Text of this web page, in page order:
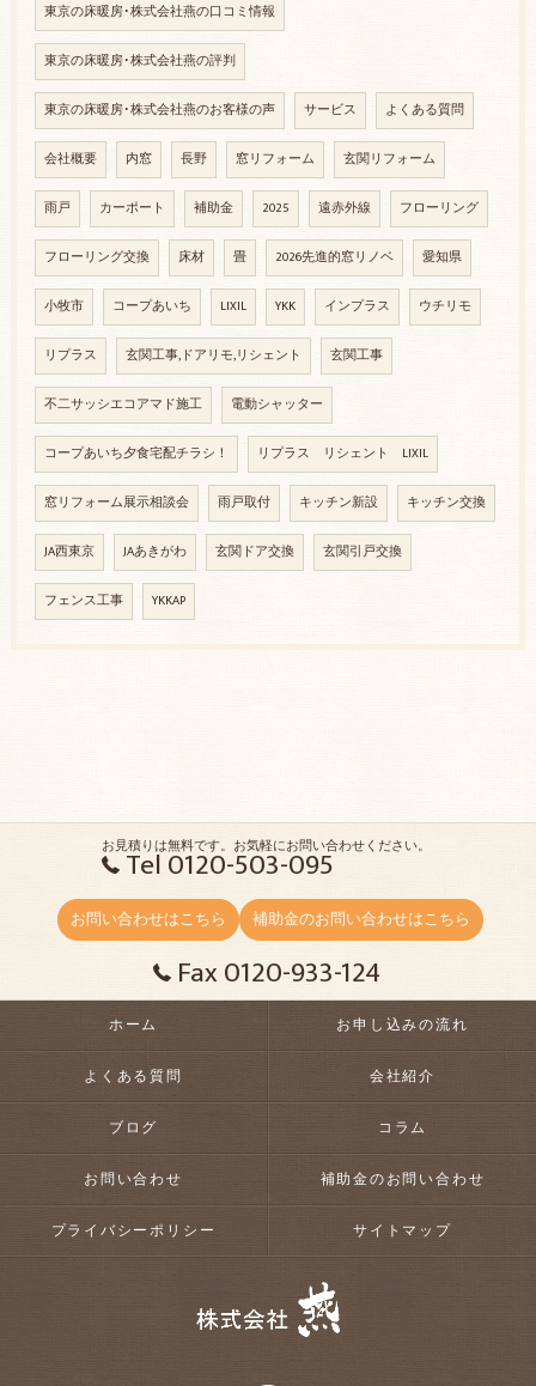
東京の床暖房･株式会社燕の口コミ情報
東京の床暖房･株式会社燕の評判
東京の床暖房･株式会社燕のお客様の声 サービス よくある質問
会社概要 内窓 長野 窓リフォーム 玄関リフォーム
雨戸 カーポート 補助金 2025 遠赤外線 フローリング
フローリング交換 床材 畳 2026先進的窓リノベ 愛知県
小牧市 コープあいち LIXIL YKK インプラス ウチリモ
リプラス 玄関工事,ドアリモ,リシェント 玄関工事
不二サッシエコアマド施工 電動シャッター
コープあいち夕食宅配チラシ！ リプラス リシェント LIXIL
窓リフォーム展示相談会 雨戸取付 キッチン新設 キッチン交換
JA西東京 JAあきがわ 玄関ドア交換 玄関引戸交換
フェンス工事 YKKAP
お見積りは無料です。お気軽にお問い合わせください。
Tel 0120-503-095
お問い合わせはこちら 補助金のお問い合わせはこちら
Fax 0120-933-124
ホーム お申し込みの流れ
よくある質問 会社紹介
ブログ コラム
お問い合わせ 補助金のお問い合わせ
プライバシーポリシー サイトマップ